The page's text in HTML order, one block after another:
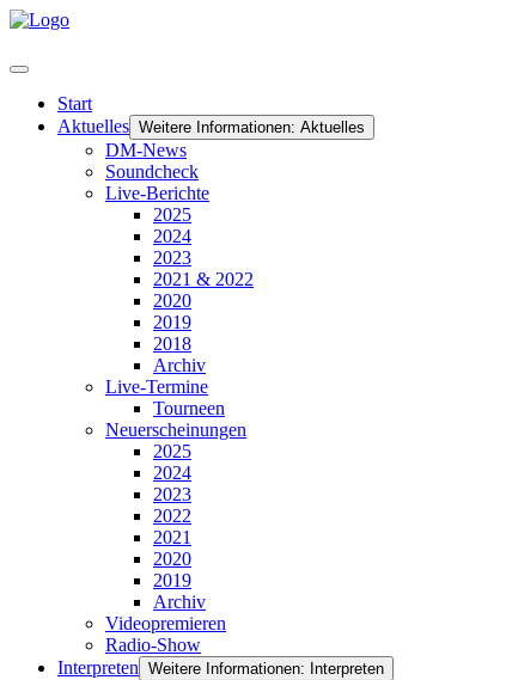
Start
Aktuelles Weitere Informationen: Aktuelles
DM-News
Soundcheck
Live-Berichte
2025
2024
2023
2021 & 2022
2020
2019
2018
Archiv
Live-Termine
Tourneen
Neuerscheinungen
2025
2024
2023
2022
2021
2020
2019
Archiv
Videopremieren
Radio-Show
Interpreten Weitere Informationen: Interpreten